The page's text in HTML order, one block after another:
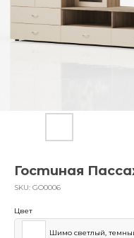
Гостиная
SKU: GO0006
Цвет
Шимо светлый,